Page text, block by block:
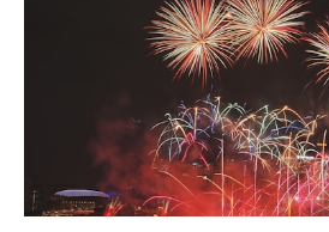
oder zu verteidigen. Da